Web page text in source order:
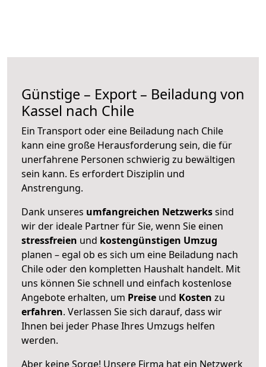
Günstige – Export – Beiladung von
Kassel nach Chile
Ein Transport oder eine Beiladung nach Chile
kann eine große Herausforderung sein, die für
unerfahrene Personen schwierig zu bewältigen
sein kann. Es erfordert Disziplin und
Anstrengung.
Dank unseres umfangreichen Netzwerkssind
wir der ideale Partner für Sie, wenn Sie einen
stressfreien und kostengünstigen Umzug
planen – egal ob es sich um eine Beiladung nach
Chile oder den kompletten Haushalt handelt. Mit
uns können Sie schnell und einfach kostenlose
Angebote erhalten, um Preise und Kosten zu
erfahren. Verlassen Sie sich darauf, dass wir
Ihnen bei jeder Phase Ihres Umzugs helfen
werden.
Aber keine Sorge! Unsere Firma hat ein Netzwerk